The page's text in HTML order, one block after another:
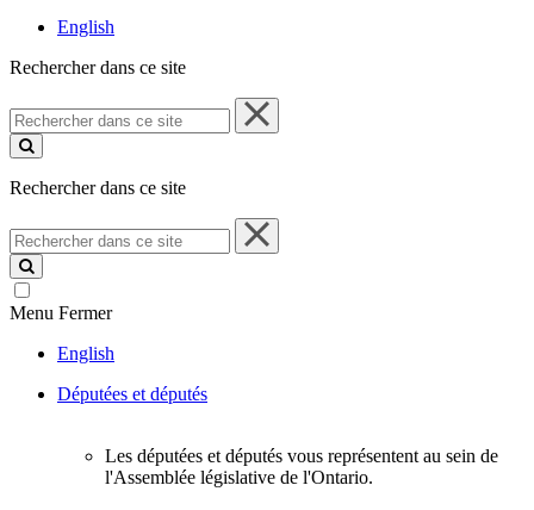
English
Rechercher dans ce site
Rechercher
dans
ce
Rechercher dans ce site
Rechercher
dans
ce
site
Menu Fermer
English
Députées et députés
Les députées et députés vous représentent au sein de
l'Assemblée législative de l'Ontario.